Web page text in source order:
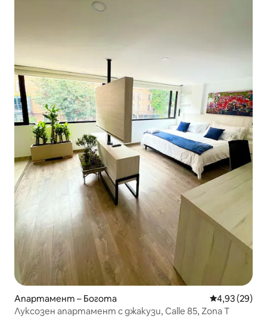
Апартамент – Богота Средна
4,93 (29)
Луксозен апартамент с джакузи, Calle 85, Zona T